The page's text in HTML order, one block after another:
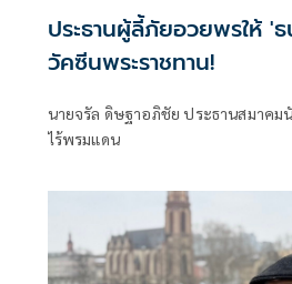
ประธานผู้ลี้ภัยอวยพรให้ '
วัคซีนพระราชทาน!
นายจรัล ดิษฐาอภิชัย ประธานสมาคม
ไร้พรมแดน